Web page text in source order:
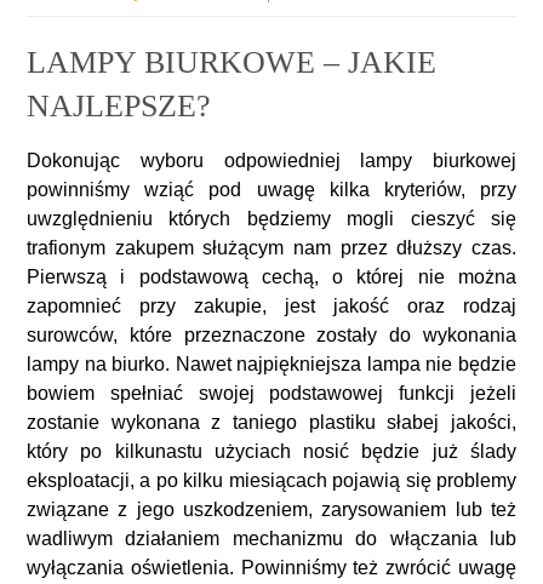
LAMPY BIURKOWE – JAKIE
NAJLEPSZE?
Dokonując wyboru odpowiedniej lampy biurkowej
powinniśmy wziąć pod uwagę kilka kryteriów, przy
uwzględnieniu których będziemy mogli cieszyć się
trafionym zakupem służącym nam przez dłuższy czas.
Pierwszą i podstawową cechą, o której nie można
zapomnieć przy zakupie, jest jakość oraz rodzaj
surowców, które przeznaczone zostały do wykonania
lampy na biurko. Nawet najpiękniejsza lampa nie będzie
bowiem spełniać swojej podstawowej funkcji jeżeli
zostanie wykonana z taniego plastiku słabej jakości,
który po kilkunastu użyciach nosić będzie już ślady
eksploatacji, a po kilku miesiącach pojawią się problemy
związane z jego uszkodzeniem, zarysowaniem lub też
wadliwym działaniem mechanizmu do włączania lub
wyłączania oświetlenia. Powinniśmy też zwrócić uwagę